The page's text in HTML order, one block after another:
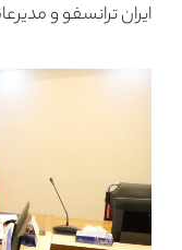
ایران ترانسفو و